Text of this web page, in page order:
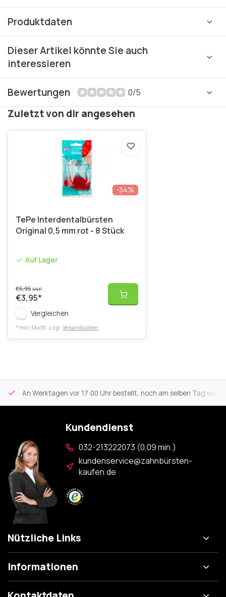
Produktdaten
Dieser Artikel könnte Sie auch
interessieren
Bewertungen 0/5
Zuletzt von dir angesehen
-34%
TePe Interdentalbürsten
Original 0,5 mm rot - 8 Stück
Auf Lager
€5,95UVP
€3,95*
Vergleichen
* Inkl. MwSt. zzgl. Versandkosten
An Werktagen vor 17:00 Uhr bestellt, noch am selben Tag
Kundendienst
032-213222073 (0,09 min.)
kundenservice@zahnbürsten-
kaufen.de
Nützliche Links
Informationen